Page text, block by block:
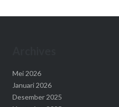
Mei 2026
Januari 2026
Desember 2025